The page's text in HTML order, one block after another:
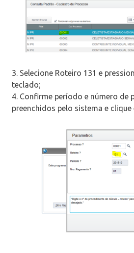
3. Selecione Roteiro 131 e
teclado;
4. Confirme período e número de
preenchidos pelo sistema e clique